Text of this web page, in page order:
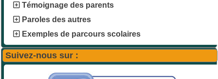
Témoignage des parents
Paroles des autres
Exemples de parcours scolaires
Suivez-nous sur :